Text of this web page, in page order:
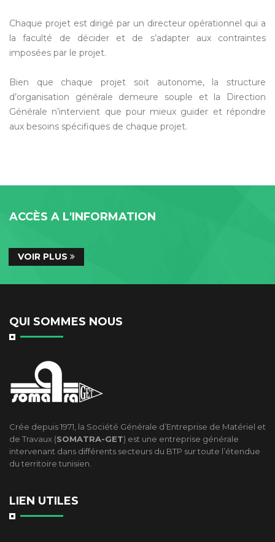
Chaque projet est dirigé par un directeur opérationnel qui a
la faculté de décider et de s’adapter aux contraintes
imposées par le projet.
Bien que chaque projet soit autonome, la structure
d’organisation générale demeure souple et la Direction
Générale n’intervient que pour mieux guider et répondre
aux besoins spécifiques de chaque projet.
ACCÈS A L'INFORMATION
VOIR PLUS
QUI SOMMES NOUS
Crée depuis 1971, la Société Générale d’Entreprise de Matériel et
de Travaux (SOMATRA-GET) est une entreprise générale
intervenant dans différents secteurs du BTP sur toute l’étendue
du territoire tunisien.
LIEN UTILES